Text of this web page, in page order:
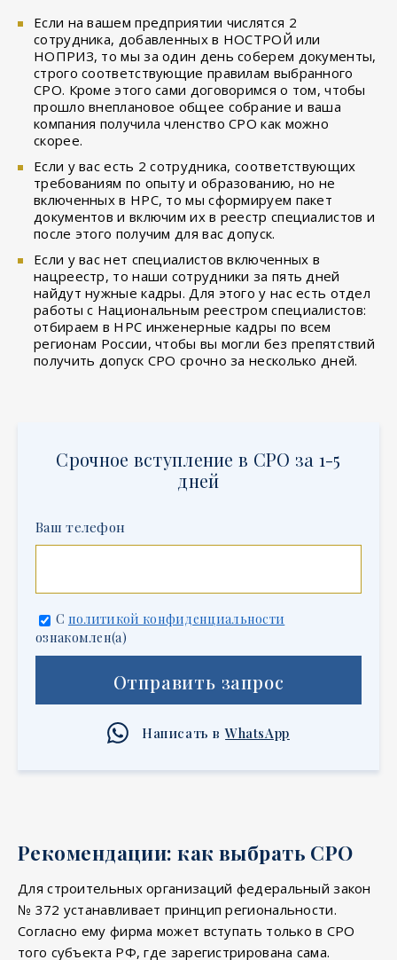
Если на вашем предприятии числятся 2
сотрудника, добавленных в НОСТРОЙ или
НОПРИЗ, то мы за один день соберем документы,
строго соответствующие правилам выбранного
СРО. Кроме этого сами договоримся о том, чтобы
прошло внеплановое общее собрание и ваша
компания получила членство СРО как можно
скорее.
Если у вас есть 2 сотрудника, соответствующих
требованиям по опыту и образованию, но не
включенных в НРС, то мы сформируем пакет
документов и включим их в реестр специалистов и
после этого получим для вас допуск.
Если у вас нет специалистов включенных в
нацреестр, то наши сотрудники за пять дней
найдут нужные кадры. Для этого у нас есть отдел
работы с Национальным реестром специалистов:
отбираем в НРС инженерные кадры по всем
регионам России, чтобы вы могли без препятствий
получить допуск СРО срочно за несколько дней.
Срочное вступление в СРО за 1-5
дней
Ваш телефон
С политикой конфиденциальности
ознакомлен(а)
Отправить запрос
Написать в WhatsApp
Рекомендации: как выбрать СРО
Для строительных организаций федеральный закон
№ 372 устанавливает принцип региональности.
Согласно ему фирма может вступать только в СРО
того субъекта РФ, где зарегистрирована сама.